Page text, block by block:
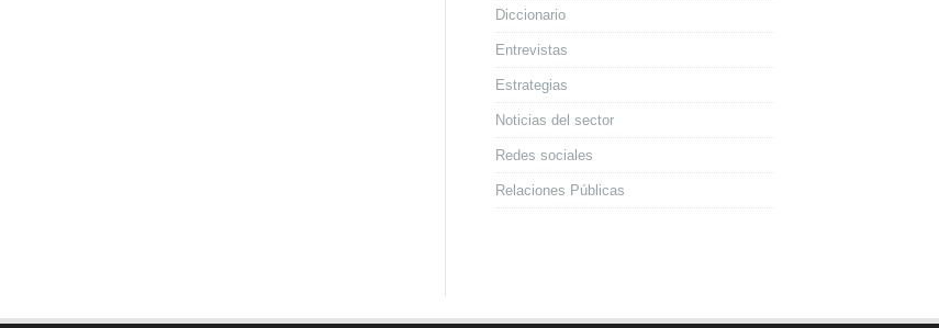
Diccionario
Entrevistas
Estrategias
Noticias del sector
Redes sociales
Relaciones Públicas